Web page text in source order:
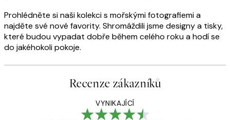
Prohlédněte si naši kolekci s mořskými fotografiemi a
najděte své nové favority. Shromáždili jsme designy a tisky,
které budou vypadat dobře během celého roku a hodí se
do jakéhokoli pokoje.
Recenze zákazníků
VYNIKAJÍCÍ